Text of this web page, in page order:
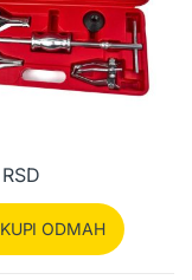
RSD
KUPI ODMAH